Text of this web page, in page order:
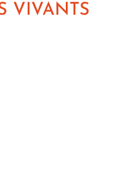
VIVANTS